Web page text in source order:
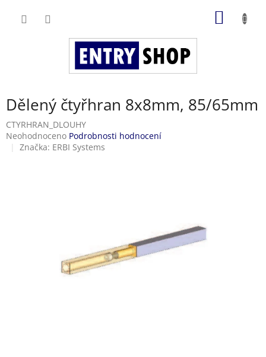
Dělený čtyřhran 8x8mm, 85/65mm
CTYRHRAN_DLOUHY
Průměrné
hodnocení
Neohodnoceno Podrobnosti hodnocení
Značka: ERBI Systems